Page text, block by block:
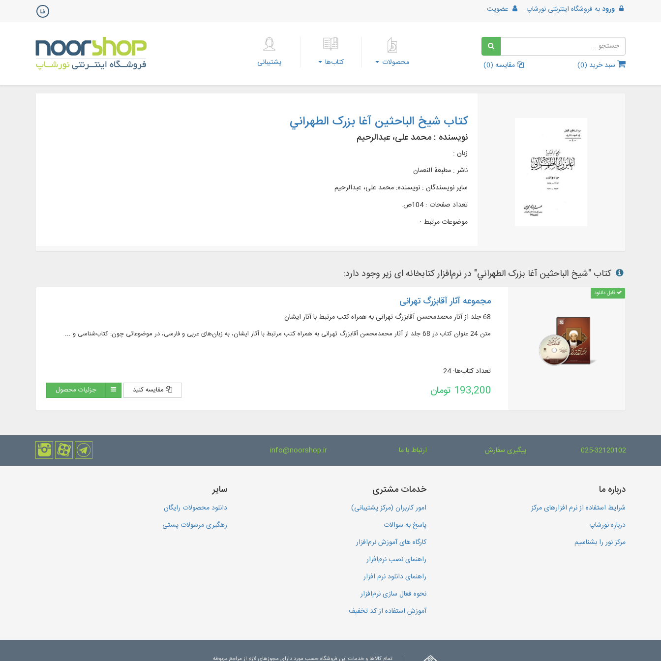
ورودبه فروشگاه اینترنتی نورشاپ عضویت
سبد خرید (0
) مقایسه (0
) محصولات کتاب‌ها پشتیبانی
کتاب شیخ الباحثین آغا بزرک الطهراني
نویسنده : محمد علی، عبدالرحیم
زبان :
ناشر : مطبعة النعمان
سایر نویسندگان : نویسنده: محمد علی، عبدالرحیم
تعداد صفحات : 104ص.
موضوعات مرتبط :
کتاب "شیخ الباحثین آغا بزرک الطهراني" در نرم‌افزار کتابخانه ای زیر وجود دارد:
قابل دانلود
مجموعه آثار آقابزرگ تهرانی
68 جلد از آثار محمدمحسن آقابزرگ تهرانی به همراه کتب مرتبط با آثار ایشان
متن 24 عنوان کتاب در 68 جلد از آثار محمدمحسن آقابزرگ تهرانی به همراه کتب مرتبط با آثار ایشان، به زبان‌های عربی و فارسی، در موضوعاتی چون: کتاب‌شناسی و ...
تعداد کتاب‌ها: 24
193,200 تومان مقایسه کنید جزئیات محصول
025-32120102 پیگیری سفارش ارتباط با ما info@noorshop.ir
درباره ما
شرایط استفاده از نرم افزارهای مرکز
درباره نورشاپ
مرکز نور را بشناسیم
خدمات مشتری
امور کاربران (مرکز پشتیبانی)
پاسخ به سوالات
کارگاه های آموزش نرم‌افزار
راهنمای نصب نرم‌افزار
راهنمای دانلود نرم افزار
نحوه فعال سازی نرم‌افزار
آموزش استفاده از کد تخفیف
سایر
دانلود محصولات رایگان
رهگیری مرسولات پستی
تمام کالاها و خدمات این فروشگاه حسب مورد دارای مجوزهای لازم از مراجع مربوطه